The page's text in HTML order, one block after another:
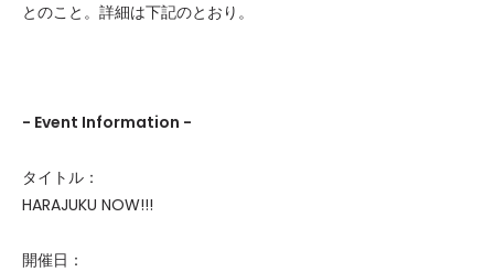
とのこと。詳細は下記のとおり。
- Event Information -
タイトル：
HARAJUKU NOW!!!
開催日：